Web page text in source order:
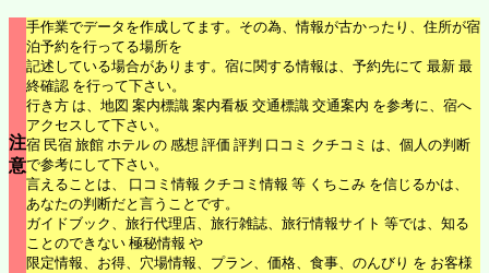
注
意
手作業でデータを作成してます。その為、情報が古かったり、住所が宿
泊予約を行ってる場所を
記述している場合があります。宿に関する情報は、予約先にて 最新 最
終確認 を行って下さい。
行き方 は、地図 案内標識 案内看板 交通標識 交通案内 を参考に、宿へ
アクセスして下さい。
宿 民宿 旅館 ホテル の 感想 評価 評判 口コミ クチコミ は、個人の判断
で参考にして下さい。
言えることは、 口コミ情報 クチコミ情報 等 くちこみ を信じるかは、
あなたの判断だと言うことです。
ガイドブック、旅行代理店、旅行雑誌、旅行情報サイト 等では、知る
ことのできない 極秘情報 や
限定情報、お得、穴場情報、プラン、価格、食事、のんびり を お客様